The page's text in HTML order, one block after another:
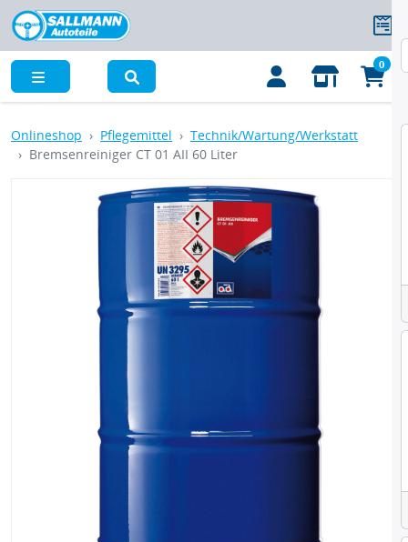
0
Onlineshop Pflegemittel
Technik/Wartung/Werkstatt
Bremsenreiniger CT 01 AII 60 Liter